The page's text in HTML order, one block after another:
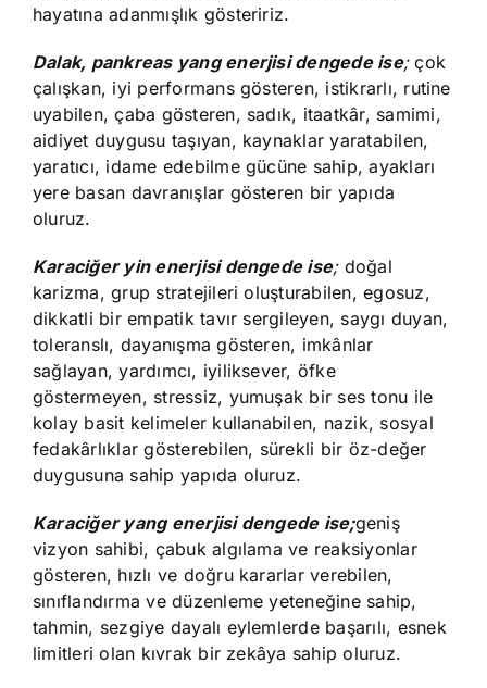
hayatına adanmışlık gösteririz.
Dalak, pankreas yang enerjisi dengede ise;çok
çalışkan, iyi performans gösteren, istikrarlı, rutine
uyabilen, çaba gösteren, sadık, itaatkâr, samimi,
aidiyet duygusu taşıyan, kaynaklar yaratabilen,
yaratıcı, idame edebilme gücüne sahip, ayakları
yere basan davranışlar gösteren bir yapıda
oluruz.
Karaciğer yin enerjisi dengede ise;doğal
karizma, grup stratejileri oluşturabilen, egosuz,
dikkatli bir empatik tavır sergileyen, saygı duyan,
toleranslı, dayanışma gösteren, imkânlar
sağlayan, yardımcı, iyiliksever, öfke
göstermeyen, stressiz, yumuşak bir ses tonu ile
kolay basit kelimeler kullanabilen, nazik, sosyal
fedakârlıklar gösterebilen, sürekli bir öz-değer
duygusuna sahip yapıda oluruz.
Karaciğer yang enerjisi dengede ise;geniş
vizyon sahibi, çabuk algılama ve reaksiyonlar
gösteren, hızlı ve doğru kararlar verebilen,
sınıflandırma ve düzenleme yeteneğine sahip,
tahmin, sezgiye dayalı eylemlerde başarılı, esnek
limitleri olan kıvrak bir zekâya sahip oluruz.